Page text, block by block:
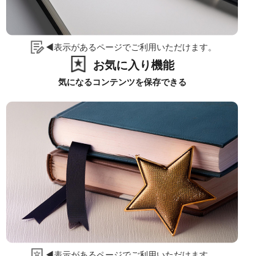
◀表示があるページでご利用いただけます。
お気に入り機能
気になるコンテンツを保存できる